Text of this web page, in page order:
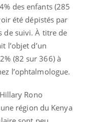
des enfants (285
été dépistés par
de suivi. À titre de
l’objet d’un
(82 sur 366) à
l’ophtalmologue.
Rono
région du Kenya